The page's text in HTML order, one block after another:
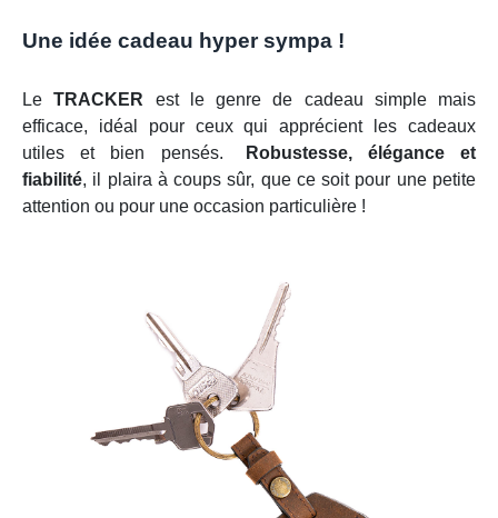
Une idée cadeau hyper sympa !
LeTRACKER est le genre de cadeau simple mais
efficace, idéal pour ceux qui apprécient les cadeaux
utiles et bien pensés.
Robustesse, élégance et
fiabilité, il plaira à coups sûr, que ce soit pour une petite
attention ou pour une occasion particulière !